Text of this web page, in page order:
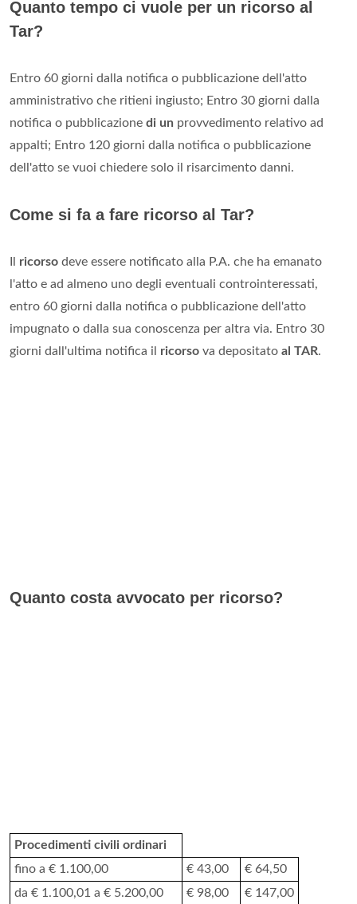
Quanto tempo ci vuole per un ricorso al
Tar?
Entro 60 giorni dalla notifica o pubblicazione dell'atto
amministrativo che ritieni ingiusto; Entro 30 giorni dalla
notifica o pubblicazione di un provvedimento relativo ad
appalti; Entro 120 giorni dalla notifica o pubblicazione
dell'atto se vuoi chiedere solo il risarcimento danni.
Come si fa a fare ricorso al Tar?
ricorso deve essere notificato alla P.A. che ha emanato
l'atto e ad almeno uno degli eventuali controinteressati,
entro 60 giorni dalla notifica o pubblicazione dell'atto
impugnato o dalla sua conoscenza per altra via. Entro 30
giorni dall'ultima notifica il ricorso va depositato al TAR.
Quanto costa avvocato per ricorso?
Procedimenti civili ordinari
fino a € 1.100,00
€ 43,00
€ 64,50
da € 1.100,01 a € 5.200,00
€ 98,00 € 147,00